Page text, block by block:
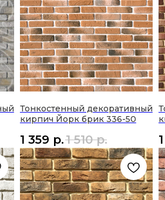
Тонкостенный декоративный
кирпич Йорк брик 336-50
1 359 р.1 510 р.